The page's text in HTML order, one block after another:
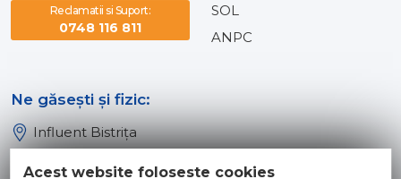
Reclamatii si Suport:
0748 116 811
SOL
ANPC
Ne găsești și fizic:
Influent Bistrița
Acest website foloseste cookies